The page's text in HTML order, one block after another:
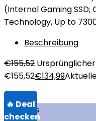
(Internal Gaming SSD;
Technology, Up to
Beschreibung
€155,52
€155,52€134,99
Über uns